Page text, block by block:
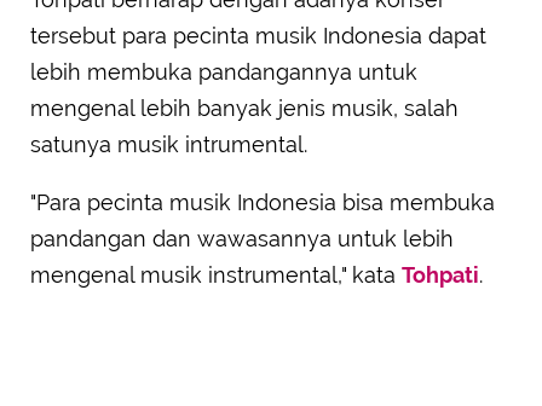
tersebut para pecinta musik Indonesia dapat
lebih membuka pandangannya untuk
mengenal lebih banyak jenis musik, salah
satunya musik intrumental.
"Para pecinta musik Indonesia bisa membuka
pandangan dan wawasannya untuk lebih
mengenal musik instrumental," kata Tohpati.